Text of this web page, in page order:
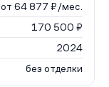
от 64 877 ₽/мес.
170 500 ₽
2024
без отделки